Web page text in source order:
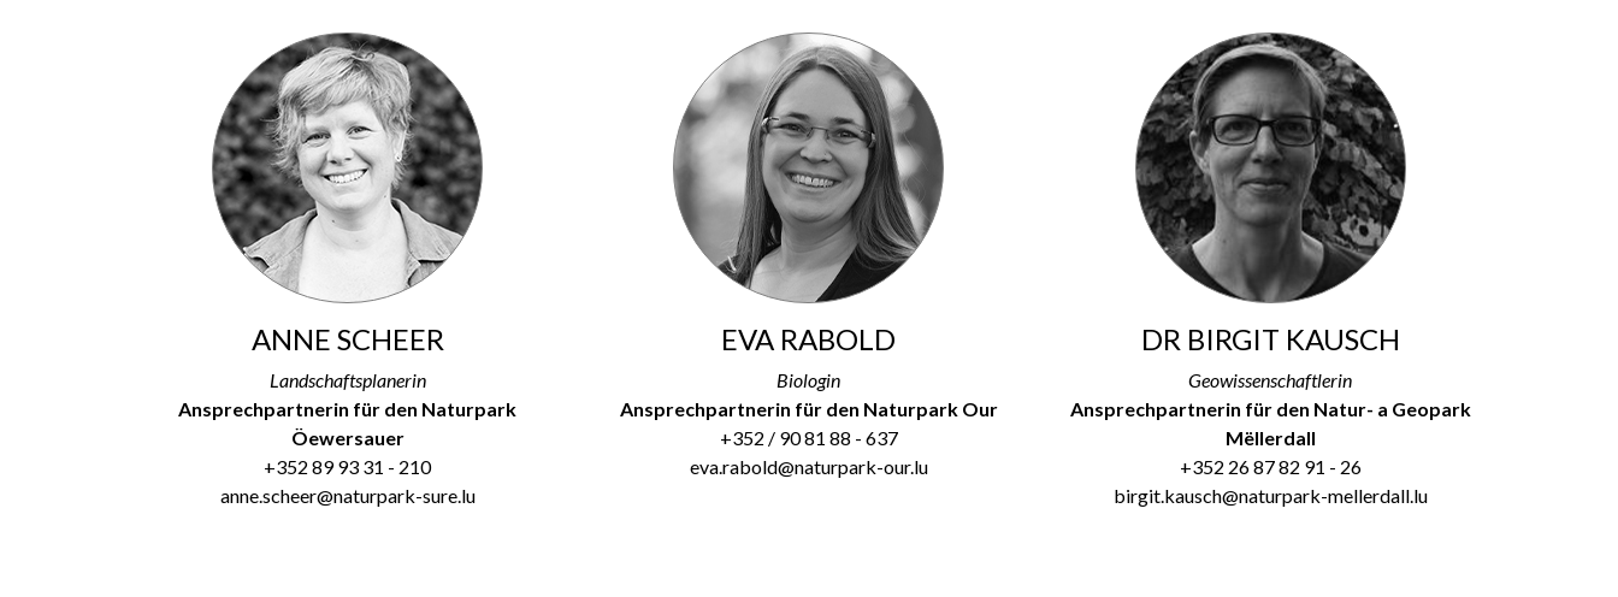
ANNE SCHEER
Landschaftsplanerin
Ansprechpartnerin für den Naturpark
Öewersauer
+352 89 93 31 - 210
anne.scheer@naturpark-sure.lu
EVA RABOLD
Biologin
Ansprechpartnerin für den Naturpark Our
+352 / 90 81 88 - 637
eva.rabold@naturpark-our.lu
DR BIRGIT KAUSCH
Geowissenschaftlerin
Ansprechpartnerin für den Natur- a Geopark
Mëllerdall
+352 26 87 82 91 - 26
birgit.kausch@naturpark-mellerdall.lu